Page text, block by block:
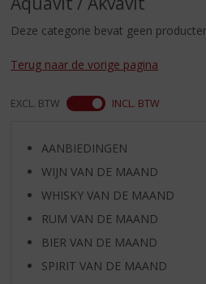
r
n
n
Deze categorie bevat geen
Terug naar de vorige pagina
EXCL. BTW INCL. BTW
AANBIEDINGEN
WIJN VAN DE MAAND
WHISKY VAN DE MAAND
RUM VAN DE MAAND
BIER VAN DE MAAND
SPIRIT VAN DE MAAND